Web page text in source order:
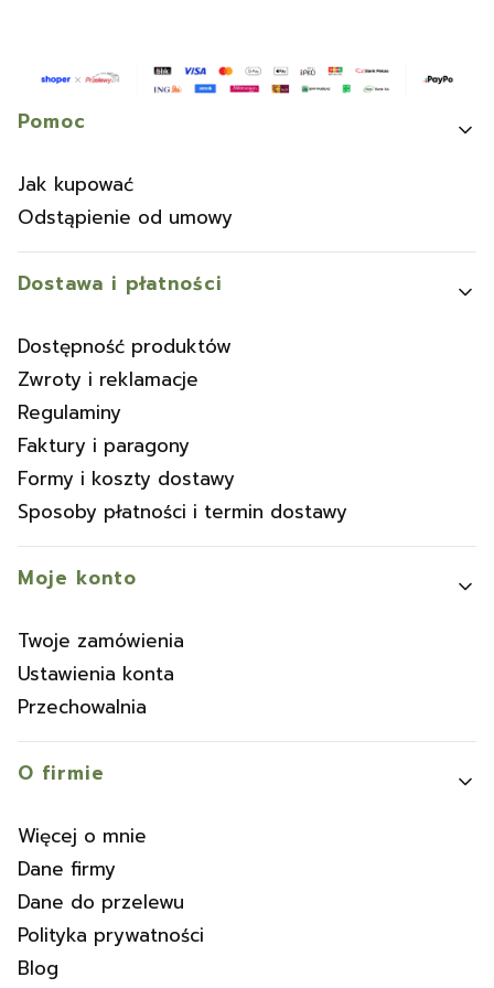
Linki w stopce
Pomoc
Jak kupować
Odstąpienie od umowy
Dostawa i płatności
Dostępność produktów
Zwroty i reklamacje
Regulaminy
Faktury i paragony
Formy i koszty dostawy
Sposoby płatności i termin dostawy
Moje konto
Twoje zamówienia
Ustawienia konta
Przechowalnia
O firmie
Więcej o mnie
Dane firmy
Dane do przelewu
Polityka prywatności
Blog